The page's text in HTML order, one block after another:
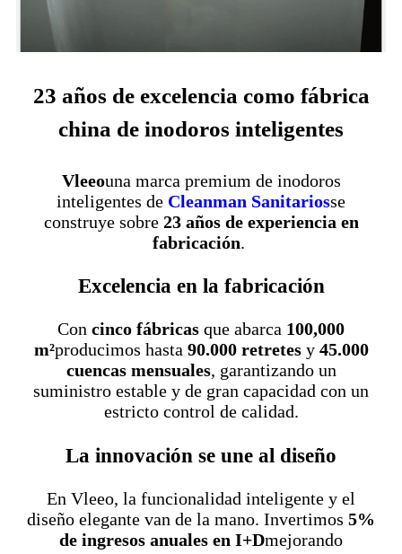
23 años de excelencia como fábrica
china de inodoros inteligentes
Vleeouna marca premium de inodoros
inteligentes de Cleanman Sanitariosse
construye sobre 23 años de experiencia en
fabricación.
Excelencia en la fabricación
Con cinco fábricas que abarca 100,000
m²producimos hasta 90.000 retretesy 45.000
cuencas mensuales, garantizando un
suministro estable y de gran capacidad con un
estricto control de calidad.
La innovación se une al diseño
En Vleeo, la funcionalidad inteligente y el
diseño elegante van de la mano. Invertimos 5%
de ingresos anuales en I+Dmejorando